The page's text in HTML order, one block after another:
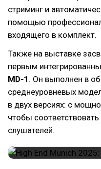
стриминг и
помощью
входящего в комплект.
Также на выставке
первым
MD-1 . Он выполнен в
среднеуровневых
в двух версиях: с
чтобы
слушателей.